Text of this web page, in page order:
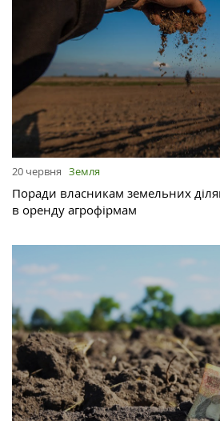
20 червня Земля
Поради власникам земельних
в оренду агрофірмам